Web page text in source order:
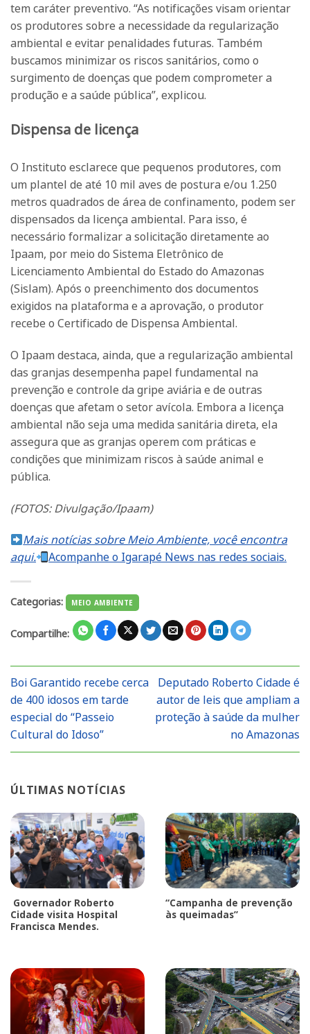
tem caráter preventivo. “As notificações visam orientar
os produtores sobre a necessidade da regularização
ambiental e evitar penalidades futuras. Também
buscamos minimizar os riscos sanitários, como o
surgimento de doenças que podem comprometer a
produção e a saúde pública”, explicou.
Dispensa de licença
O Instituto esclarece que pequenos produtores, com
um plantel de até 10 mil aves de postura e/ou 1.250
metros quadrados de área de confinamento, podem ser
dispensados da licença ambiental. Para isso, é
necessário formalizar a solicitação diretamente ao
Ipaam, por meio do Sistema Eletrônico de
Licenciamento Ambiental do Estado do Amazonas
(Sislam). Após o preenchimento dos documentos
exigidos na plataforma e a aprovação, o produtor
recebe o Certificado de Dispensa Ambiental.
O Ipaam destaca, ainda, que a regularização ambiental
das granjas desempenha papel fundamental na
prevenção e controle da gripe aviária e de outras
doenças que afetam o setor avícola. Embora a licença
ambiental não seja uma medida sanitária direta, ela
assegura que as granjas operem com práticas e
condições que minimizam riscos à saúde animal e
pública.
(FOTOS: Divulgação/Ipaam)
Mais notícias sobre Meio Ambiente, você encontra
aqui.
Acompanhe o Igarapé News nas redes sociais.
Categorias: MEIO AMBIENTE
Compartilhe:
Boi Garantido recebe cerca
de 400 idosos em tarde
especial do “Passeio
Cultural do Idoso”
Deputado Roberto Cidade é
autor de leis que ampliam a
proteção à saúde da mulher
no Amazonas
ÚLTIMAS NOTÍCIAS
Governador Roberto
Cidade visita Hospital
Francisca Mendes.
“Campanha de prevenção
às queimadas”